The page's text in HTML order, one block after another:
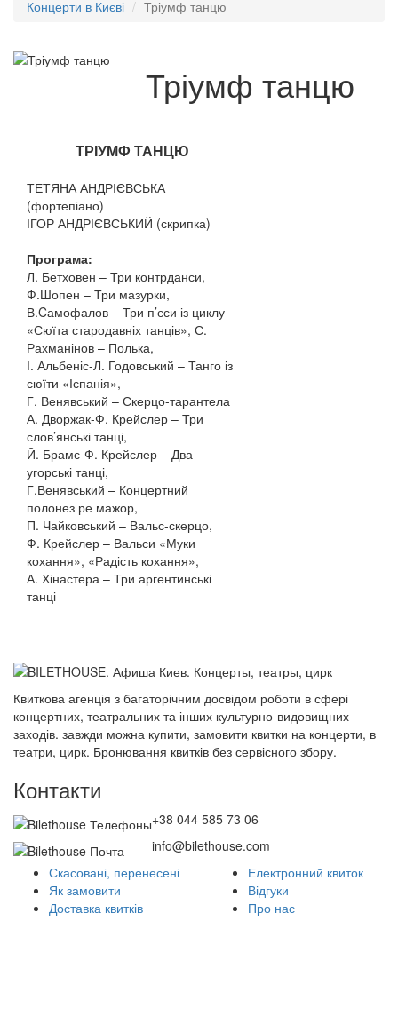
Концерти в Києві Тріумф танцю
Тріумф танцю
ТРІУМФ ТАНЦЮ
ТЕТЯНА АНДРІЄВСЬКА
(фортепіано)
ІГОР АНДРІЄВСЬКИЙ (скрипка)
Програма:
Л. Бетховен – Три контрданси,
Ф.Шопен – Три мазурки,
В.Cамофалов – Три п’єси із циклу
«Сюїта стародавніх танців», С.
Рахманінов – Полька,
І. Альбеніс-Л. Годовський – Танго із
сюїти «Іспанія»,
Г. Венявський – Скерцо-тарантела
А. Дворжак-Ф. Крейслер – Три
слов’янські танці,
Й. Брамс-Ф. Крейслер – Два
угорські танці,
Г.Венявський – Концертний
полонез ре мажор,
П. Чайковський – Вальс-скерцо,
Ф. Крейслер – Вальси «Муки
кохання», «Радість кохання»,
А. Хінастера – Три аргентинські
танці
Квиткова агенція з багаторічним досвідом роботи в сфері
концертних, театральних та інших культурно-видовищних
заходів. завжди можна купити, замовити квитки на концерти, в
театри, цирк. Бронювання квитків без сервісного збору.
Контакти
+38 044 585 73 06
info@bilethouse.com
Скасовані, перенесені
Як замовити
Доставка квитків
Електронний квиток
Відгуки
Про нас